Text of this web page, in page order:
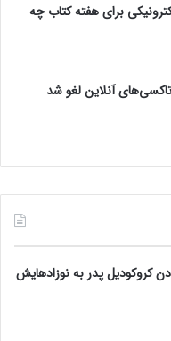
برای هفته کتاب چه
آنلاین لغو شد
کروکودیل پدر به نوزادهایش